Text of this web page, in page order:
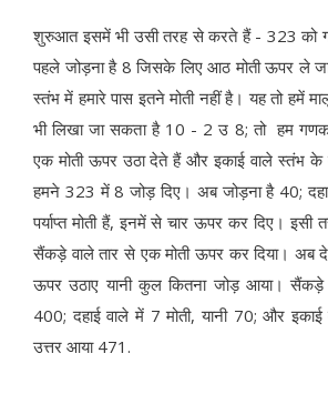
शुरुआत इसमें भी उसी तरह से करते हैं - 323 को
पहले जोड़ना है 8 जिसके लिए आठ मोती ऊपर ले
स्तंभ में हमारे पास इतने मोती नहीं है। यह तो हमें
भी लिखा जा सकता है 10 - 2 उ 8; तो हम
एक मोती ऊपर उठा देते हैं और इकाई वाले स्तंभ के
हमने 323 में 8 जोड़ दिए। अब जोड़ना है 40;
पर्याप्त मोती हैं, इनमें से चार ऊपर कर दिए।
सैंकड़े वाले तार से एक मोती ऊपर कर दिया। अब
ऊपर उठाए यानी कुल कितना जोड़ आया। सैंकड़े
400; दहाई वाले में 7 मोती, यानी 70; और
उत्तर आया 471.